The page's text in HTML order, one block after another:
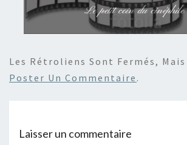
Les Rétroliens Sont Fermés, Mais
Poster Un Commentaire .
Laisser un commentaire